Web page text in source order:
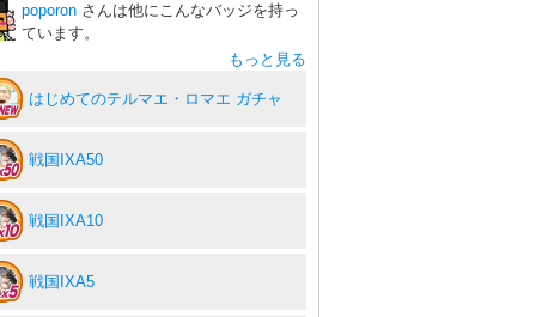
poporon さんは他にこんなバッジを持っ
ています。
もっと見る
はじめてのテルマエ・ロマエ ガチャ
戦国IXA50
戦国IXA10
戦国IXA5